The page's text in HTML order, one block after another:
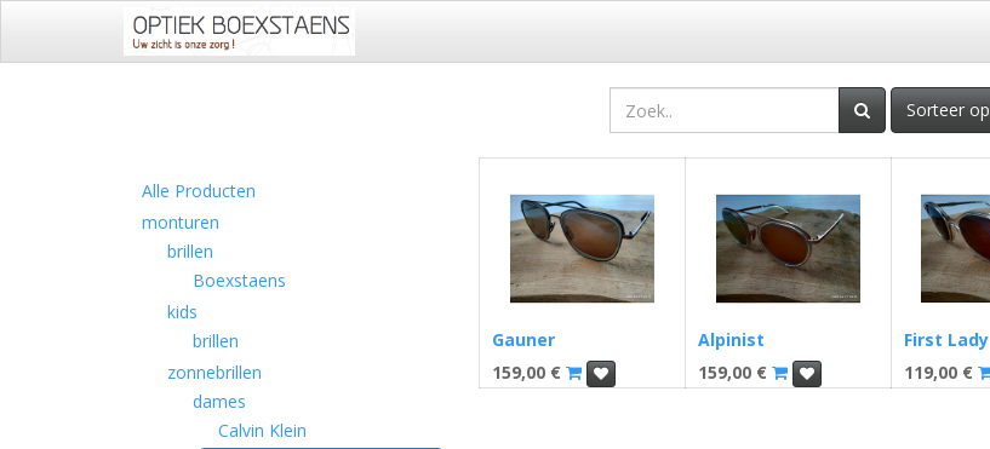
Sorteer op
Alle Producten
monturen
brillen
Boexstaens
kids
brillen
zonnebrillen
dames
Calvin Klein
Gauner
159,00€
Alpinist
159,00€
First Lady
119,00€